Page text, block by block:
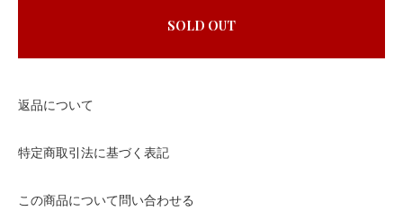
SOLD OUT
返品について
特定商取引法に基づく表記
この商品について問い合わせる